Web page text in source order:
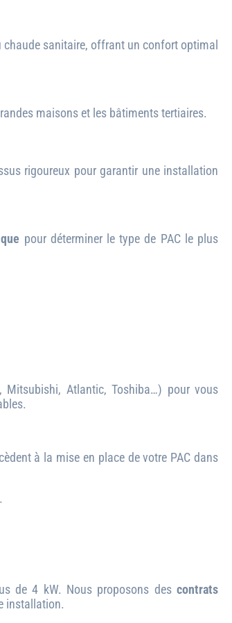
chaude sanitaire, offrant un confort optimal
maisons et les bâtiments tertiaires.
rigoureux pour garantir une installation
pour déterminer le type de PAC le plus
Mitsubishi, Atlantic, Toshiba…) pour vous
à la mise en place de votre PAC dans
de 4 kW. Nous proposons des contrats
installation.